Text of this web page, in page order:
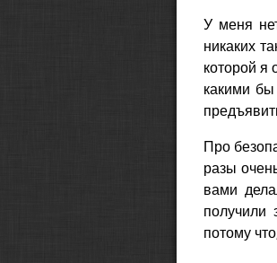
У меня
никаких
которой я
какими
Про
разы
вами
получили
потому